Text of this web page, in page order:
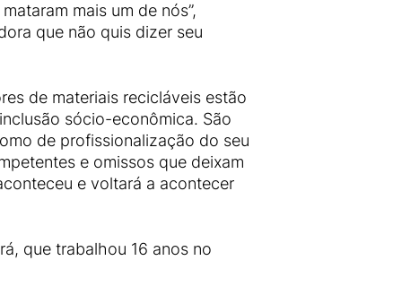
mais um de nós”,
que não quis dizer seu
de materiais recicláveis estão
sócio-econômica. São
de profissionalização do seu
e omissos que deixam
e voltará a acontecer
que trabalhou 16 anos no